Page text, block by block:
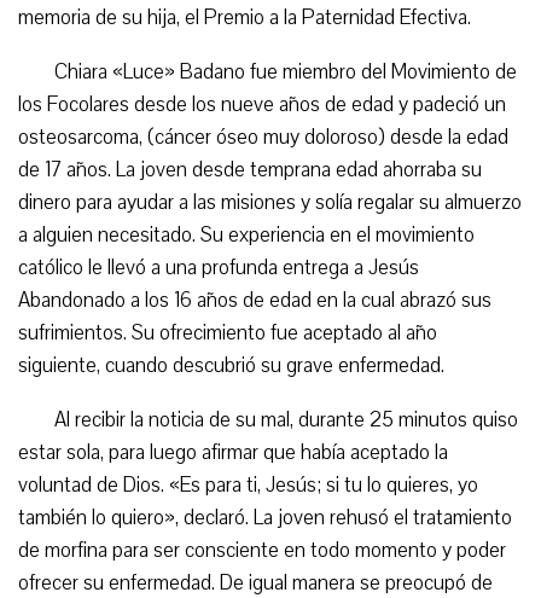
memoria de su hija, el Premio a la Paternidad Efectiva.
Chiara «Luce» Badano fue miembro del Movimiento de
los Focolares desde los nueve años de edad y padeció un
osteosarcoma, (cáncer óseo muy doloroso) desde la edad
de 17 años. La joven desde temprana edad ahorraba su
dinero para ayudar a las misiones y solía regalar su almuerzo
a alguien necesitado. Su experiencia en el movimiento
católico le llevó a una profunda entrega a Jesús
Abandonado a los 16 años de edad en la cual abrazó sus
sufrimientos. Su ofrecimiento fue aceptado al año
siguiente, cuando descubrió su grave enfermedad.
Al recibir la noticia de su mal, durante 25 minutos quiso
estar sola, para luego afirmar que había aceptado la
voluntad de Dios. «Es para ti, Jesús; si tu lo quieres, yo
también lo quiero», declaró. La joven rehusó el tratamiento
de morfina para ser consciente en todo momento y poder
ofrecer su enfermedad. De igual manera se preocupó de